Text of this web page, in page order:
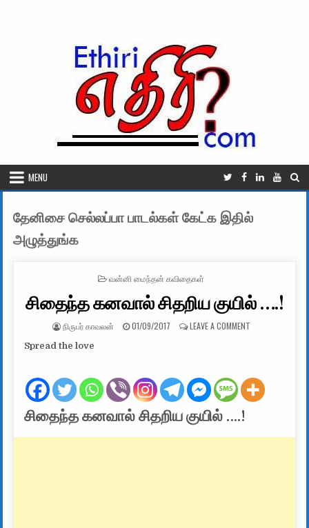
MENU
தேனிசை செல்லப்பா பாடல்கள் கேட்க இதில்
அழுத்துங்க
POSTED IN
வன்னி மைந்தன் கவிதைகள்
சிதைந்த கனவால் சிதறிய குயில் ….!
AUTHOR:
நிருபர் காவலன் PUBLISHED DATE:
01/09/2017 LEAVE A COMMENTON சிதைந்த
Spread the love
சிதைந்த கனவால் சிதறிய குயில் ….!